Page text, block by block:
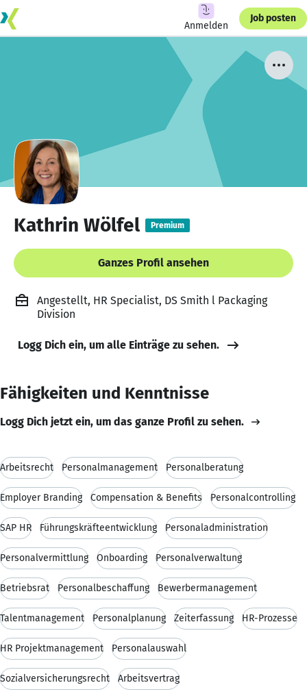
Anmelden
Job posten
Kathrin Wölfel Premium
Ganzes Profil ansehen
Angestellt, HR Specialist, DS Smith l Packaging
Division
Logg Dich ein, um alle Einträge zu sehen.
Fähigkeiten und Kenntnisse
Logg Dich jetzt ein, um das ganze Profil zu sehen.
Arbeitsrecht Personalmanagement Personalberatung
Employer Branding Compensation & Benefits Personalcontrolling
SAP HR Führungskräfteentwicklung Personaladministration
Personalvermittlung Onboarding Personalverwaltung
Betriebsrat Personalbeschaffung Bewerbermanagement
Talentmanagement Personalplanung Zeiterfassung HR-Prozesse
HR Projektmanagement Personalauswahl
Sozialversicherungsrecht Arbeitsvertrag